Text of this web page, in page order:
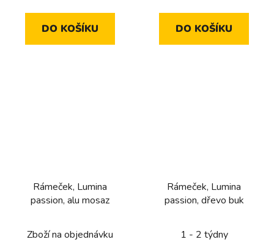
DO KOŠÍKU DO KOŠÍKU
Rámeček, Lumina
passion, alu mosaz
Zboží na objednávku
Rámeček, Lumina
passion, dřevo buk
1 - 2 týdny